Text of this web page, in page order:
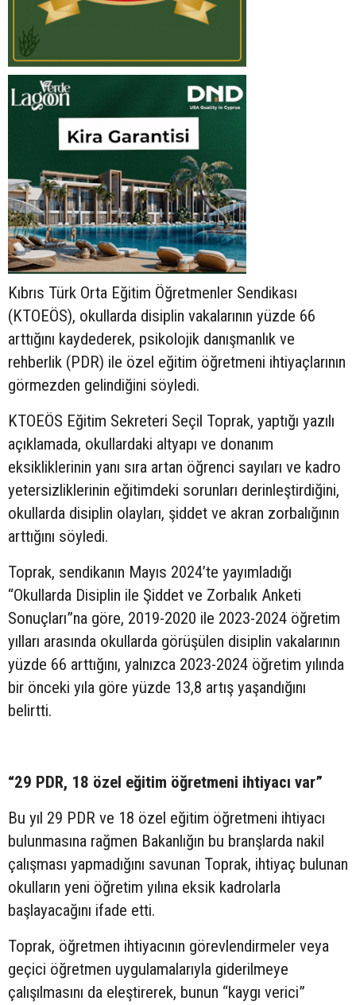
Kıbrıs Türk Orta Eğitim Öğretmenler Sendikası
(KTOEÖS), okullarda disiplin vakalarının yüzde 66
arttığını kaydederek, psikolojik danışmanlık ve
rehberlik (PDR) ile özel eğitim öğretmeni ihtiyaçlarının
görmezden gelindiğini söyledi.
KTOEÖS Eğitim Sekreteri Seçil Toprak, yaptığı yazılı
açıklamada, okullardaki altyapı ve donanım
eksikliklerinin yanı sıra artan öğrenci sayıları ve kadro
yetersizliklerinin eğitimdeki sorunları derinleştirdiğini,
okullarda disiplin olayları, şiddet ve akran zorbalığının
arttığını söyledi.
Toprak, sendikanın Mayıs 2024’te yayımladığı
“Okullarda Disiplin ile Şiddet ve Zorbalık Anketi
Sonuçları”na göre, 2019-2020 ile 2023-2024 öğretim
yılları arasında okullarda görüşülen disiplin vakalarının
yüzde 66 arttığını, yalnızca 2023-2024 öğretim yılında
bir önceki yıla göre yüzde 13,8 artış yaşandığını
belirtti.
“29 PDR, 18 özel eğitim öğretmeni ihtiyacı var”
Bu yıl 29 PDR ve 18 özel eğitim öğretmeni ihtiyacı
bulunmasına rağmen Bakanlığın bu branşlarda nakil
çalışması yapmadığını savunan Toprak, ihtiyaç bulunan
okulların yeni öğretim yılına eksik kadrolarla
başlayacağını ifade etti.
Toprak, öğretmen ihtiyacının görevlendirmeler veya
geçici öğretmen uygulamalarıyla giderilmeye
çalışılmasını da eleştirerek, bunun “kaygı verici”